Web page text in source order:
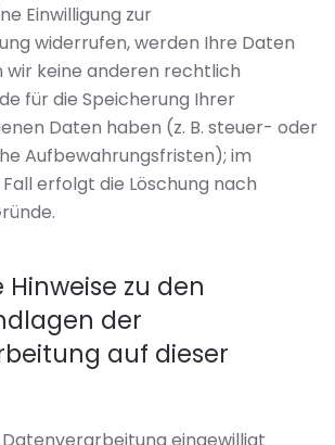
Einwilligung zur
widerrufen, werden Ihre Daten
wir keine anderen rechtlich
für die Speicherung Ihrer
Daten haben (z. B. steuer- oder
Aufbewahrungsfristen); im
erfolgt die Löschung nach
zu den
der
auf dieser